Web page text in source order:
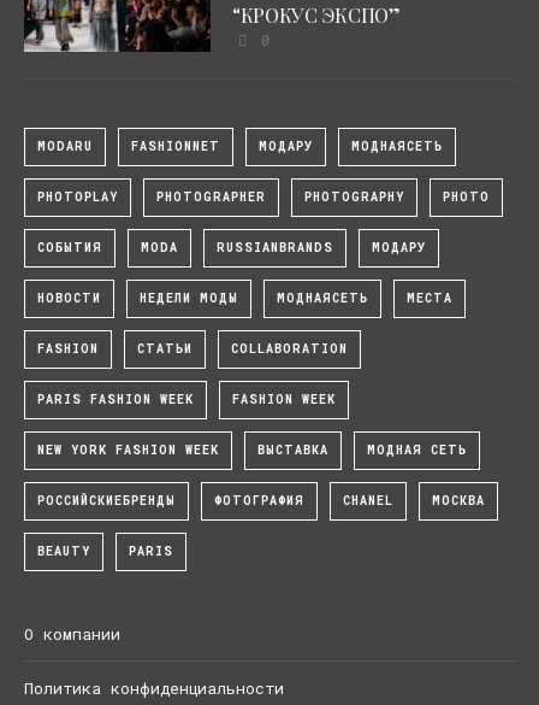
“КРОКУС ЭКСПО”
0
MODARU FASHIONNET МОДАРУ МОДНАЯСЕТЬ
PHOTOPLAY PHOTOGRAPHER PHOTOGRAPHY PHOTO
СОБЫТИЯ MODA RUSSIANBRANDS МОДАРУ
НОВОСТИ НЕДЕЛИ МОДЫ МОДНАЯСЕТЬ МЕСТА
FASHION СТАТЬИ COLLABORATION
PARIS FASHION WEEK FASHION WEEK
NEW YORK FASHION WEEK ВЫСТАВКА МОДНАЯ СЕТЬ
РОССИЙСКИЕБРЕНДЫ ФОТОГРАФИЯ CHANEL МОСКВА
BEAUTY PARIS
О компании
Политика конфиденциальности